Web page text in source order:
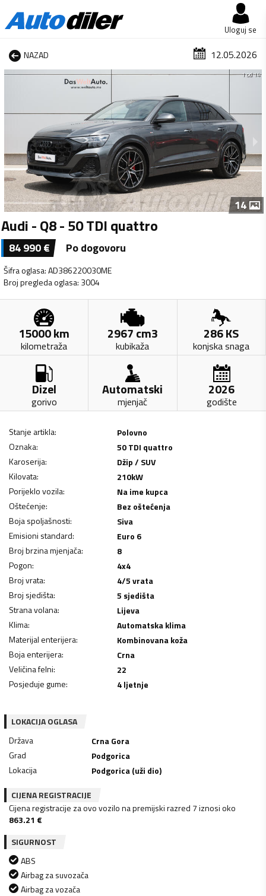
Uloguj se
NAZAD 12.05.2026
1 od 14
14
Audi - Q8 - 50 TDI quattro
84 990€ Po dogovoru
Šifra oglasa:AD386220030ME
Broj pregleda oglasa: 3004
15000km
kilometraža
2967cm3
kubikaža
286KS
konjska snaga
Dizel
gorivo
Automatski
mjenjač
2026
godište
Stanje artikla:
Polovno
Oznaka:
50 TDI quattro
Karoserija:
Džip / SUV
Kilovata: 210kW
Porijeklo vozila:
Na ime kupca
Oštećenje:
Bez oštećenja
Boja spoljašnosti:
Siva
Emisioni standard:
Euro 6
Broj brzina mjenjača:
8
Pogon:
4x4
Broj vrata:
4/5 vrata
Broj sjedišta:
5 sjedišta
Strana volana:
Lijeva
Klima:
Automatska klima
Materijal enterijera:
Kombinovana koža
Boja enterijera:
Crna
Veličina felni:
22
Posjeduje gume: 4 ljetnje
LOKACIJA OGLASA
Država
Crna Gora
Grad
Podgorica
Lokacija
Podgorica (uži dio)
CIJENA REGISTRACIJE
Cijena registracije za ovo vozilo na premijski razred 7 iznosi oko
863.21 €
SIGURNOST
ABS
Airbag za suvozača
Airbag za vozača